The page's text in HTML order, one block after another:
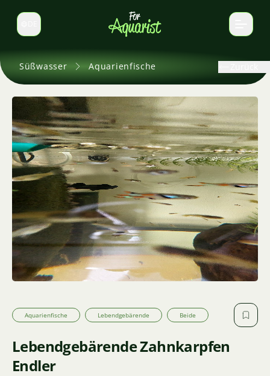
Sprache wechseln
Süßwasser Aquarienfische
Aquarienfische Lebendgebärende Beide
Lebendgebärende Zahnkarpfen
Endler